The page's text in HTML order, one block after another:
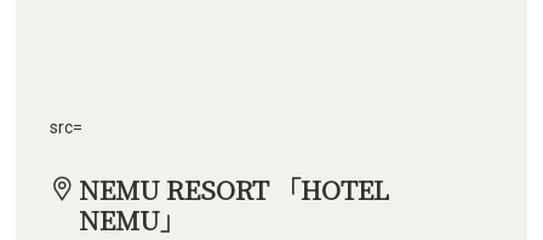
src=
NEMU RESORT 「HOTEL
NEMU」